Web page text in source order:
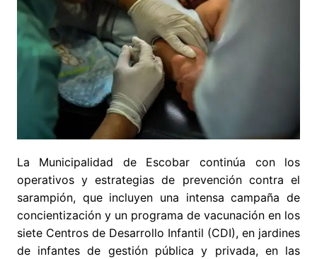
La Municipalidad de Escobar continúa con los
operativos y estrategias de prevención contra el
sarampión, que incluyen una intensa campaña de
concientización y un programa de vacunación en los
siete Centros de Desarrollo Infantil (CDI), en jardines
de infantes de gestión pública y privada, en las